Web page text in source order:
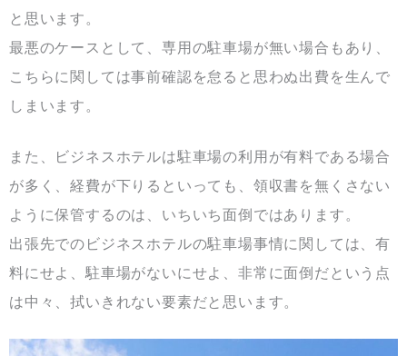
と思います。
最悪のケースとして、専用の駐車場が無い場合もあり、
こちらに関しては事前確認を怠ると思わぬ出費を生んで
しまいます。
また、ビジネスホテルは駐車場の利用が有料である場合
が多く、経費が下りるといっても、領収書を無くさない
ように保管するのは、いちいち面倒ではあります。
出張先でのビジネスホテルの駐車場事情に関しては、有
料にせよ、駐車場がないにせよ、非常に面倒だという点
は中々、拭いきれない要素だと思います。